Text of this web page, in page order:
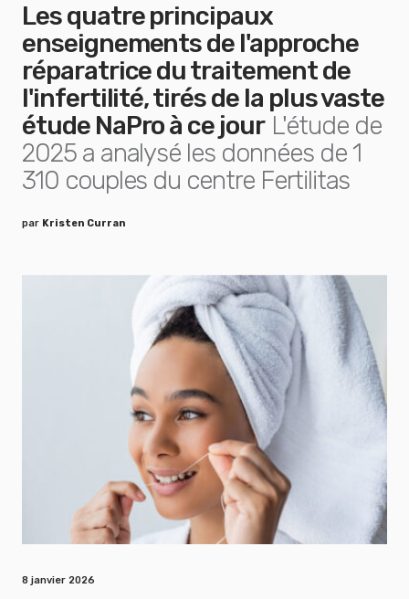
Les quatre principaux
enseignements de l'approche
réparatrice du traitement de
l'infertilité, tirés de la plus vaste
étude NaPro à ce jour L'étude de
2025 a analysé les données de 1
310 couples du centre Fertilitas
par Kristen Curran
8 janvier 2026